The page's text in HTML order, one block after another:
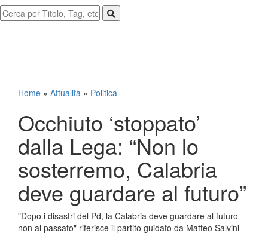
Home » Attualità » Politica
Occhiuto ‘stoppato’
dalla Lega: “Non lo
sosterremo, Calabria
deve guardare al futuro”
"Dopo i disastri del Pd, la Calabria deve guardare al futuro
non al passato" riferisce il partito guidato da Matteo Salvini